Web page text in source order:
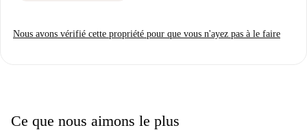
Nous avons vérifié cette propriété pour que vous n'ayez pas à le faire
Ce que nous aimons le plus